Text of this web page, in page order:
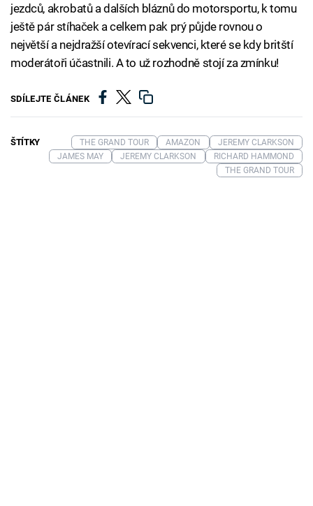
jezdců, akrobatů a dalších bláznů do motorsportu, k tomu
ještě pár stíhaček a celkem pak prý půjde rovnou o
největší a nejdražší otevírací sekvenci, které se kdy britští
moderátoři účastnili. A to už rozhodně stojí za zmínku!
SDÍLEJTE ČLÁNEK
ŠTÍTKY THE GRAND TOUR AMAZON
JEREMY CLARKSON
JAMES MAY
JEREMY CLARKSON
RICHARD HAMMOND
THE GRAND TOUR